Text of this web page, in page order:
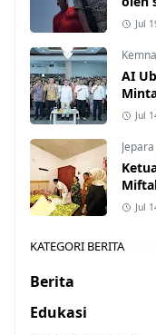
Jul
AI
Jul
Jepara
yang
Jul
KATEGORI BERITA
Berita
Edukasi